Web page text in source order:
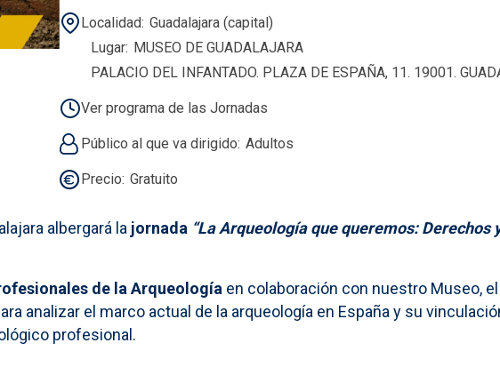
Localidad Guadalajara (capital)
Lugar MUSEO DE GUADALAJARA
PALACIO DEL INFANTADO. PLAZA DE ESPAÑA, 11. 19001.
Ver programa de las Jornadas
Público al que va dirigido Adultos
Precio Gratuito
albergará la jornada “La Arqueología que queremos: Derechos
de la Arqueología en colaboración con nuestro Museo,
analizar el marco actual de la arqueología en España y su
profesional.